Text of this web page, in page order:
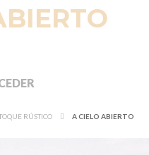
RÚSTICO A CIELO ABIERTO